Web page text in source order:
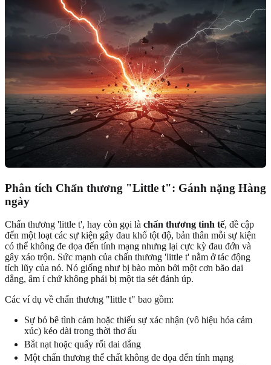
Phân tích Chấn thương "Little t": Gánh nặng Hàng
ngày
Chấn thương 'little t', hay còn gọi là chấn thương tinh tế, đề cập
đến một loạt các sự kiện gây đau khổ tột độ, bản thân mỗi sự kiện
có thể không đe dọa đến tính mạng nhưng lại cực kỳ đau đớn và
gây xáo trộn. Sức mạnh của chấn thương 'little t' nằm ở tác động
tích lũy của nó. Nó giống như bị bào mòn bởi một cơn bão dai
dẳng, âm ỉ chứ không phải bị một tia sét đánh úp.
Các ví dụ về chấn thương "little t" bao gồm:
Sự bỏ bê tình cảm hoặc thiếu sự xác nhận (vô hiệu hóa cảm
xúc) kéo dài trong thời thơ ấu
Bắt nạt hoặc quấy rối dai dẳng
Một chấn thương thể chất không đe dọa đến tính mạng